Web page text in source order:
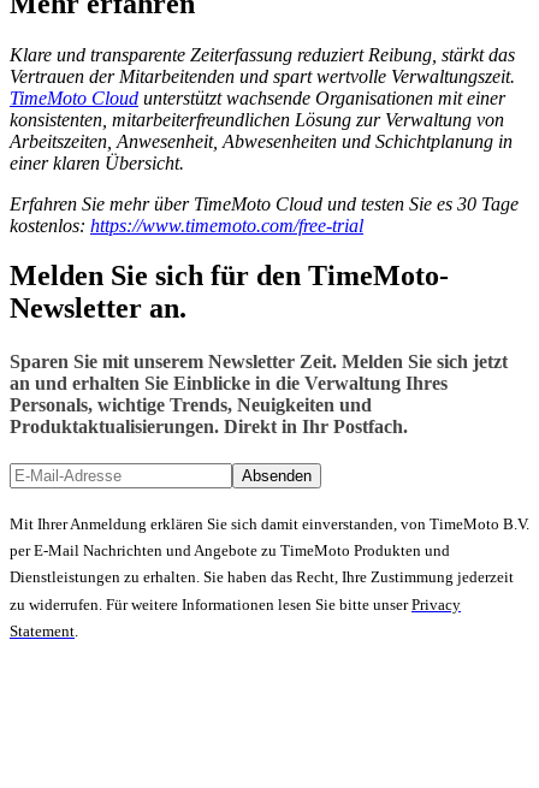
Klare und transparente Zeiterfassung reduziert Reibung, stärkt das
Vertrauen der Mitarbeitenden und spart wertvolle Verwaltungszeit.
TimeMoto Cloud unterstützt wachsende Organisationen mit einer
konsistenten, mitarbeiterfreundlichen Lösung zur Verwaltung von
Arbeitszeiten, Anwesenheit, Abwesenheiten und Schichtplanung in
einer klaren Übersicht.
Erfahren Sie mehr über TimeMoto Cloud und testen Sie es 30 Tage
kostenlos: https://www.timemoto.com/free-trial
Melden Sie sich für den TimeMoto-
Newsletter an.
Sparen Sie mit unserem Newsletter Zeit. Melden Sie sich jetzt
an und erhalten Sie Einblicke in die Verwaltung Ihres
Personals, wichtige Trends, Neuigkeiten und
Produktaktualisierungen. Direkt in Ihr Postfach.
Absenden
Mit Ihrer Anmeldung erklären Sie sich damit einverstanden, von TimeMoto B.V.
per E-Mail Nachrichten und Angebote zu TimeMoto Produkten und
Dienstleistungen zu erhalten. Sie haben das Recht, Ihre Zustimmung jederzeit
zu widerrufen. Für weitere Informationen lesen Sie bitte unserPrivacy
Statement